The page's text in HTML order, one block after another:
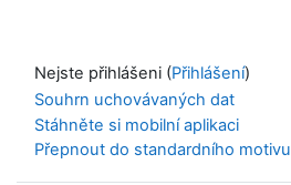
Nejste přihlášeni (Přihlášení)
Souhrn uchovávaných dat
Stáhněte si mobilní aplikaci
Přepnout do standardního motivu